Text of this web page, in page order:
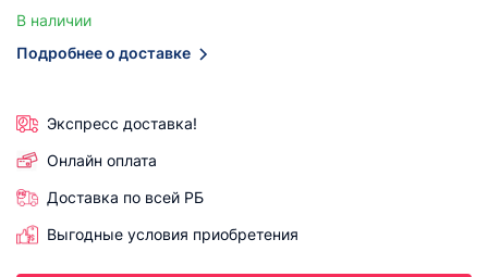
В наличии
Подробнее о доставке
Экспресс доставка!
Онлайн оплата
Доставка по всей РБ
Выгодные условия приобретения